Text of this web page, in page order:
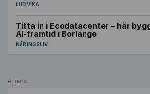
LUDVIKA
Titta in i Ecodatacenter – här
AI-framtid i Borlänge
NÄRINGSLIV
Annons